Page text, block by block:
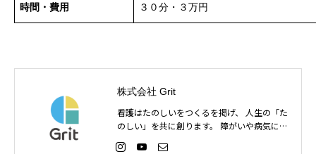
時間・費用 ３０分・３万円
株式会社 Grit
看護はたのしいをつくるを掲げ、 人生の「た
のしい」を共に創ります。 障がいや病気に関